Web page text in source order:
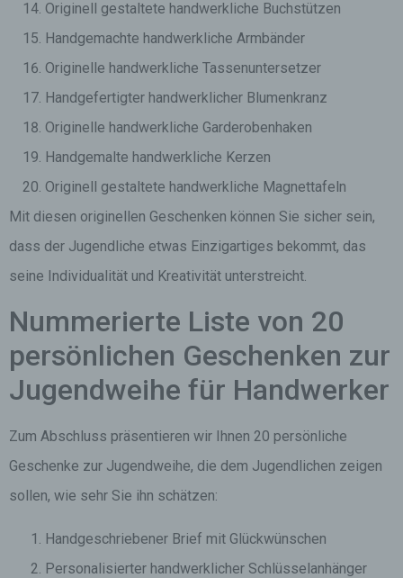
Originell gestaltete handwerkliche Buchstützen
Handgemachte handwerkliche Armbänder
Originelle handwerkliche Tassenuntersetzer
Handgefertigter handwerklicher Blumenkranz
Originelle handwerkliche Garderobenhaken
Handgemalte handwerkliche Kerzen
Originell gestaltete handwerkliche Magnettafeln
Mit diesen originellen Geschenken können Sie sicher sein,
dass der Jugendliche etwas Einzigartiges bekommt, das
seine Individualität und Kreativität unterstreicht.
Nummerierte Liste von 20
persönlichen Geschenken zur
Jugendweihe für Handwerker
Zum Abschluss präsentieren wir Ihnen 20 persönliche
Geschenke zur Jugendweihe, die dem Jugendlichen zeigen
sollen, wie sehr Sie ihn schätzen:
Handgeschriebener Brief mit Glückwünschen
Personalisierter handwerklicher Schlüsselanhänger